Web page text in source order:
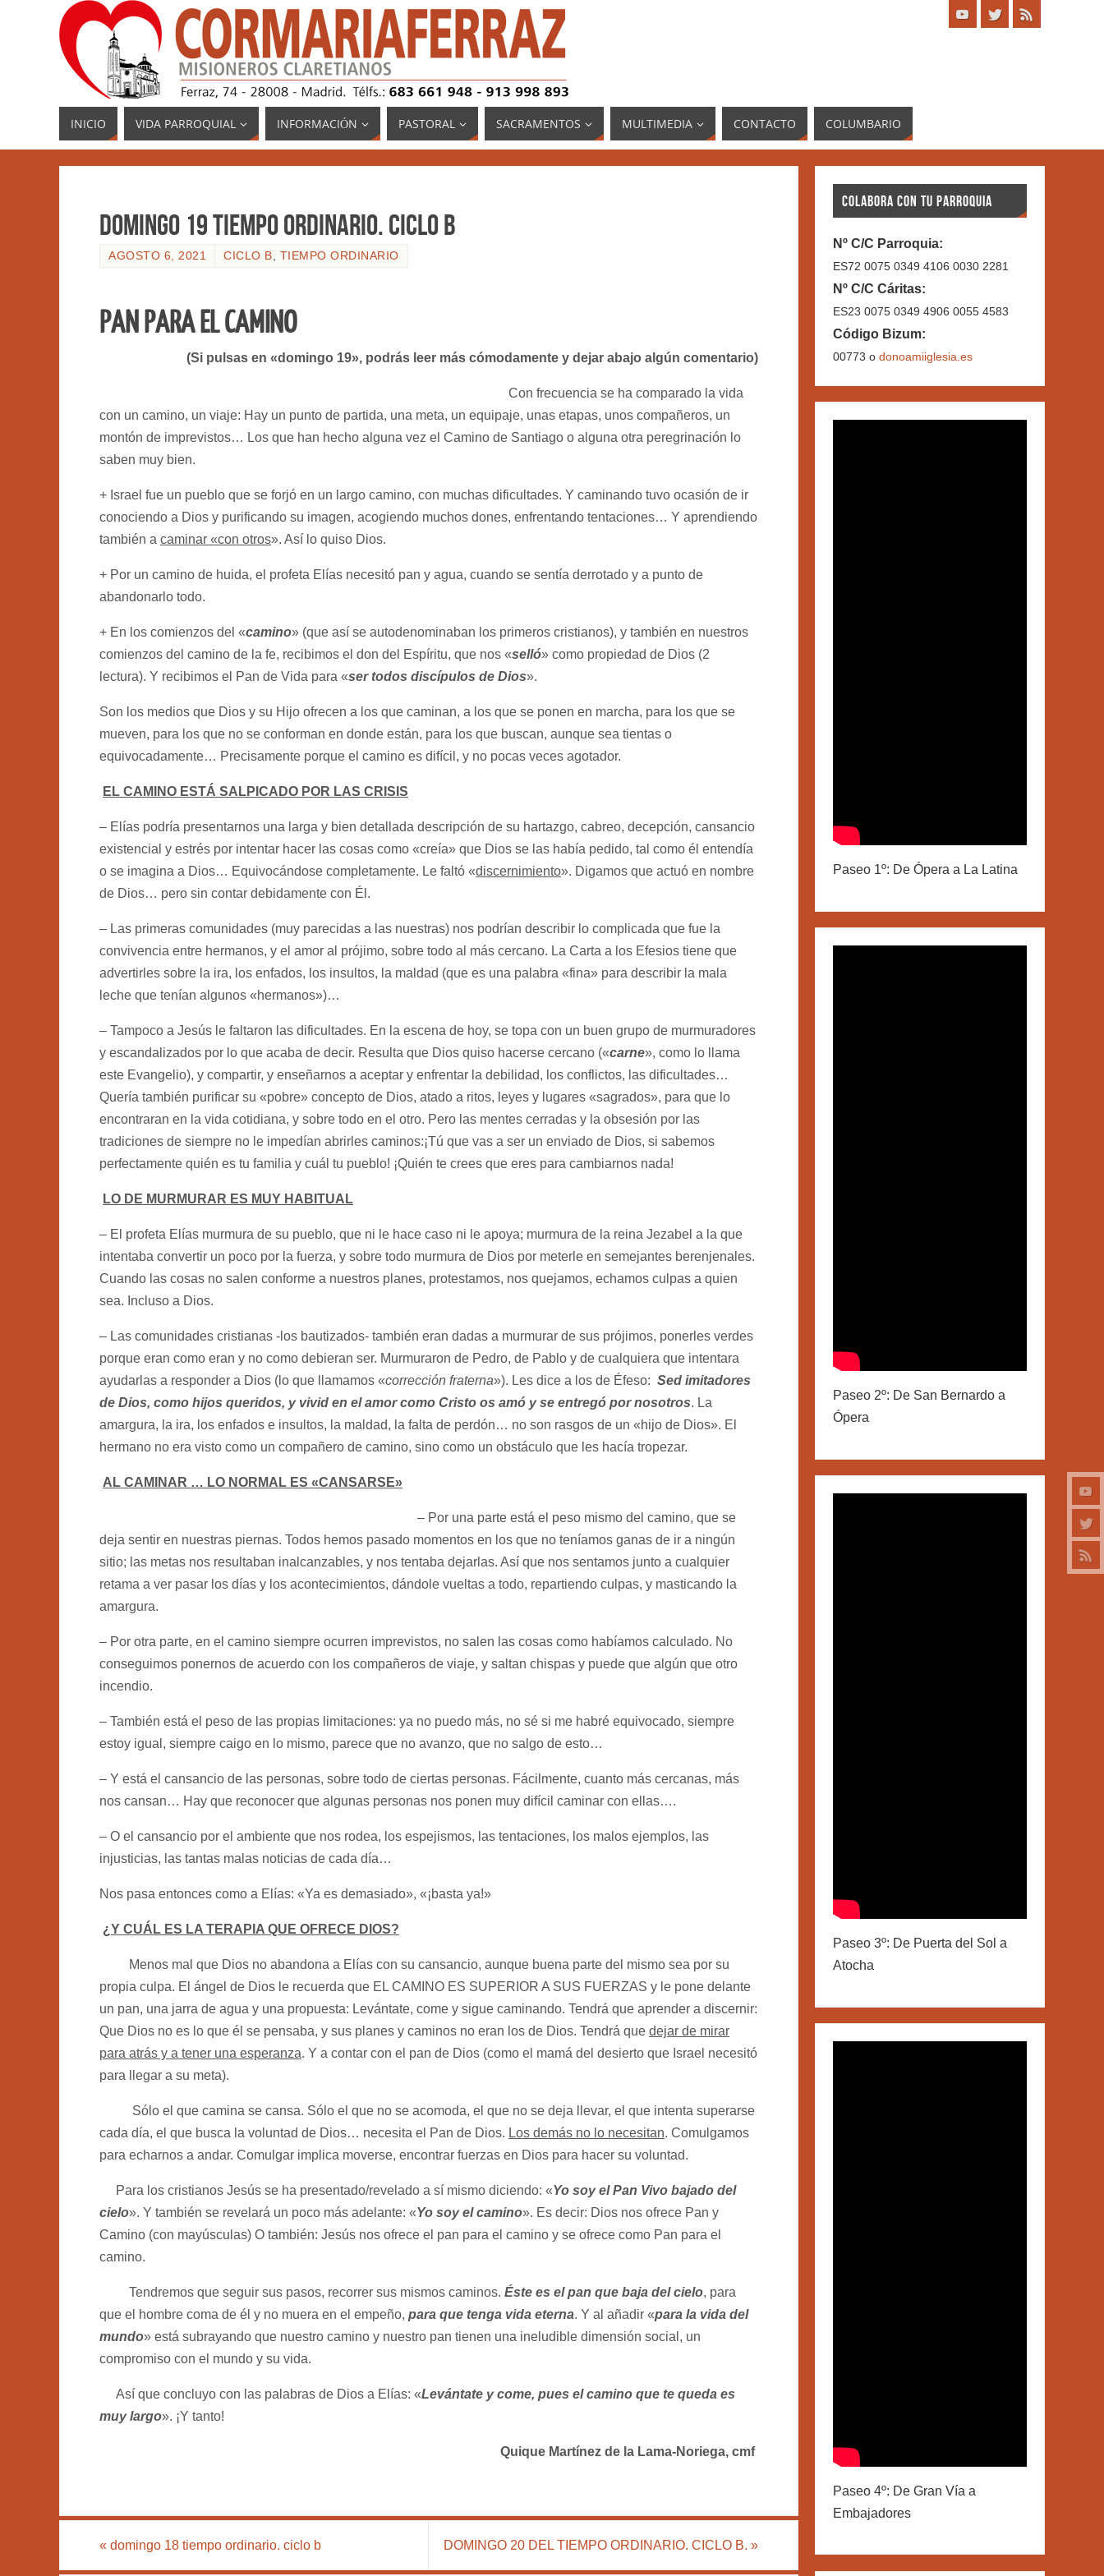
INICIO VIDA PARROQUIAL INFORMACIÓN PASTORAL SACRAMENTOS MULTIMEDIA CONTACTO COLUMBARIO
DOMINGO 19 TIEMPO ORDINARIO. CICLO B
AGOSTO 6, 2021 CICLO B, TIEMPO ORDINARIO
PAN PARA EL CAMINO
(Si pulsas en «domingo 19», podrás leer más cómodamente y dejar abajo algún comentario)
Con frecuencia se ha comparado la vida
con un camino, un viaje: Hay un punto de partida, una meta, un equipaje, unas etapas, unos compañeros, un
montón de imprevistos… Los que han hecho alguna vez el Camino de Santiago o alguna otra peregrinación lo
saben muy bien.
+ Israel fue un pueblo que se forjó en un largo camino, con muchas dificultades. Y caminando tuvo ocasión de ir
conociendo a Dios y purificando su imagen, acogiendo muchos dones, enfrentando tentaciones… Y aprendiendo
también a caminar «con otros». Así lo quiso Dios.
+ Por un camino de huida, el profeta Elías necesitó pan y agua, cuando se sentía derrotado y a punto de
abandonarlo todo.
+ En los comienzos del «camino» (que así se autodenominaban los primeros cristianos), y también en nuestros
comienzos del camino de la fe, recibimos el don del Espíritu, que nos «selló» como propiedad de Dios (2
lectura). Y recibimos el Pan de Vida para «ser todos discípulos de Dios».
Son los medios que Dios y su Hijo ofrecen a los que caminan, a los que se ponen en marcha, para los que se
mueven, para los que no se conforman en donde están, para los que buscan, aunque sea tientas o
equivocadamente… Precisamente porque el camino es difícil, y no pocas veces agotador.
EL CAMINO ESTÁ SALPICADO POR LAS CRISIS
– Elías podría presentarnos una larga y bien detallada descripción de su hartazgo, cabreo, decepción, cansancio
existencial y estrés por intentar hacer las cosas como «creía» que Dios se las había pedido, tal como él entendía
o se imagina a Dios… Equivocándose completamente. Le faltó «discernimiento». Digamos que actuó en nombre
de Dios… pero sin contar debidamente con Él.
– Las primeras comunidades (muy parecidas a las nuestras) nos podrían describir lo complicada que fue la
convivencia entre hermanos, y el amor al prójimo, sobre todo al más cercano. La Carta a los Efesios tiene que
advertirles sobre la ira, los enfados, los insultos, la maldad (que es una palabra «fina» para describir la mala
leche que tenían algunos «hermanos»)…
– Tampoco a Jesús le faltaron las dificultades. En la escena de hoy, se topa con un buen grupo de murmuradores
y escandalizados por lo que acaba de decir. Resulta que Dios quiso hacerse cercano («carne», como lo llama
este Evangelio), y compartir, y enseñarnos a aceptar y enfrentar la debilidad, los conflictos, las dificultades…
Quería también purificar su «pobre» concepto de Dios, atado a ritos, leyes y lugares «sagrados», para que lo
encontraran en la vida cotidiana, y sobre todo en el otro. Pero las mentes cerradas y la obsesión por las
tradiciones de siempre no le impedían abrirles caminos:¡Tú que vas a ser un enviado de Dios, si sabemos
perfectamente quién es tu familia y cuál tu pueblo! ¡Quién te crees que eres para cambiarnos nada!
LO DE MURMURAR ES MUY HABITUAL
– El profeta Elías murmura de su pueblo, que ni le hace caso ni le apoya; murmura de la reina Jezabel a la que
intentaba convertir un poco por la fuerza, y sobre todo murmura de Dios por meterle en semejantes berenjenales.
Cuando las cosas no salen conforme a nuestros planes, protestamos, nos quejamos, echamos culpas a quien
sea. Incluso a Dios.
– Las comunidades cristianas -los bautizados- también eran dadas a murmurar de sus prójimos, ponerles verdes
porque eran como eran y no como debieran ser. Murmuraron de Pedro, de Pablo y de cualquiera que intentara
ayudarlas a responder a Dios (lo que llamamos «corrección fraterna»). Les dice a los de Éfeso: Sed imitadores
de Dios, como hijos queridos, y vivid en el amor como Cristo os amó y se entregó por nosotros. La
amargura, la ira, los enfados e insultos, la maldad, la falta de perdón… no son rasgos de un «hijo de Dios». El
hermano no era visto como un compañero de camino, sino como un obstáculo que les hacía tropezar.
AL CAMINAR … LO NORMAL ES «CANSARSE»
– Por una parte está el peso mismo del camino, que se
deja sentir en nuestras piernas. Todos hemos pasado momentos en los que no teníamos ganas de ir a ningún
sitio; las metas nos resultaban inalcanzables, y nos tentaba dejarlas. Así que nos sentamos junto a cualquier
retama a ver pasar los días y los acontecimientos, dándole vueltas a todo, repartiendo culpas, y masticando la
amargura.
– Por otra parte, en el camino siempre ocurren imprevistos, no salen las cosas como habíamos calculado. No
conseguimos ponernos de acuerdo con los compañeros de viaje, y saltan chispas y puede que algún que otro
incendio.
– También está el peso de las propias limitaciones: ya no puedo más, no sé si me habré equivocado, siempre
estoy igual, siempre caigo en lo mismo, parece que no avanzo, que no salgo de esto…
– Y está el cansancio de las personas, sobre todo de ciertas personas. Fácilmente, cuanto más cercanas, más
nos cansan… Hay que reconocer que algunas personas nos ponen muy difícil caminar con ellas….
– O el cansancio por el ambiente que nos rodea, los espejismos, las tentaciones, los malos ejemplos, las
injusticias, las tantas malas noticias de cada día…
Nos pasa entonces como a Elías: «Ya es demasiado», «¡basta ya!»
¿Y CUÁL ES LA TERAPIA QUE OFRECE DIOS?
Menos mal que Dios no abandona a Elías con su cansancio, aunque buena parte del mismo sea por su
propia culpa. El ángel de Dios le recuerda que EL CAMINO ES SUPERIOR A SUS FUERZAS y le pone delante
un pan, una jarra de agua y una propuesta: Levántate, come y sigue caminando. Tendrá que aprender a discernir:
Que Dios no es lo que él se pensaba, y sus planes y caminos no eran los de Dios. Tendrá que dejar de mirar
para atrás y a tener una esperanza. Y a contar con el pan de Dios (como el mamá del desierto que Israel necesitó
para llegar a su meta).
Sólo el que camina se cansa. Sólo el que no se acomoda, el que no se deja llevar, el que intenta superarse
cada día, el que busca la voluntad de Dios… necesita el Pan de Dios. Los demás no lo necesitan. Comulgamos
para echarnos a andar. Comulgar implica moverse, encontrar fuerzas en Dios para hacer su voluntad.
Para los cristianos Jesús se ha presentado/revelado a sí mismo diciendo: «Yo soy el Pan Vivo bajado del
cielo». Y también se revelará un poco más adelante: «Yo soy el camino». Es decir: Dios nos ofrece Pan y
Camino (con mayúsculas) O también: Jesús nos ofrece el pan para el camino y se ofrece como Pan para el
camino.
Tendremos que seguir sus pasos, recorrer sus mismos caminos. Éste es el pan que baja del cielo, para
que el hombre coma de él y no muera en el empeño, para que tenga vida eterna. Y al añadir «para la vida del
mundo» está subrayando que nuestro camino y nuestro pan tienen una ineludible dimensión social, un
compromiso con el mundo y su vida.
Así que concluyo con las palabras de Dios a Elías: «Levántate y come, pues el camino que te queda es
muy largo». ¡Y tanto!
Quique Martínez de la Lama-Noriega, cmf
« domingo 18 tiempo ordinario. ciclo b DOMINGO 20 DEL TIEMPO ORDINARIO. CICLO B. »
COLABORA CON TU PARROQUIA
Nº C/C Parroquia:
ES72 0075 0349 4106 0030 2281
Nº C/C Cáritas:
ES23 0075 0349 4906 0055 4583
Código Bizum:
00773 o donoamiiglesia.es
Paseo 1º: De Ópera a La Latina
Paseo 2º: De San Bernardo a
Ópera
Paseo 3º: De Puerta del Sol a
Atocha
Paseo 4º: De Gran Vía a
Embajadores